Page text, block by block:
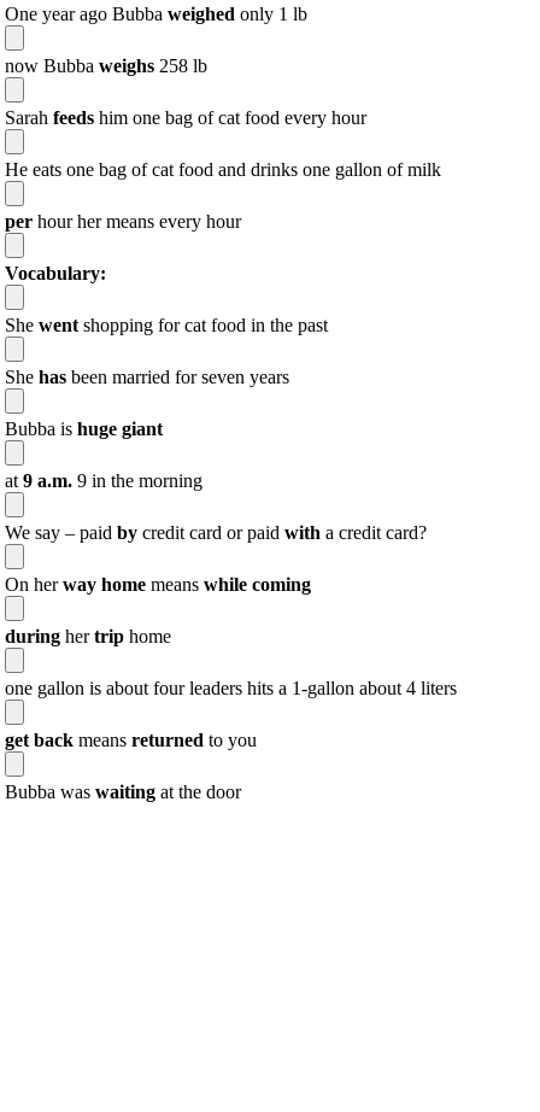
One year ago Bubbaweighedonly 1 lb
now Bubba weighs 258 lb
Sarahfeeds him one bag of cat food every hour
He eats one bag of cat food and drinks one gallon of milk
per hour her means every hour
Vocabulary:
She went shopping for cat food in the past
Shehas been married for seven years
Bubba ishuge giant
at9 a.m. 9 in the morning
We say – paidby credit card or paidwith a credit card?
On herway home meanswhile coming
during hertrip home
one gallon is about four leaders hits a 1-gallon about 4 liters
get back meansreturned to you
Bubba was waiting at the door